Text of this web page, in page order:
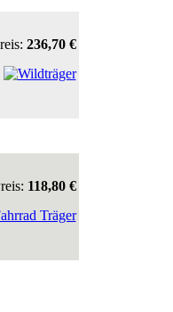
236,70 €
118,80 €